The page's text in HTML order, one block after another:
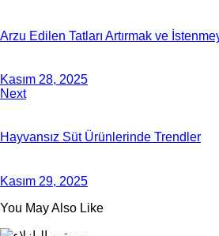
Arzu Edilen Tatları Artırmak ve
Kasım 28, 2025
Next
Hayvansız Süt Ürünlerinde Trendler
Kasım 29, 2025
You May Also Like